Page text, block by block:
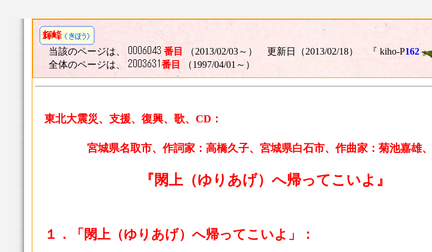
当該のページは、 番目 （2013/02/03～） 更新日（2013/02/18） 『 kiho-P162』
全体のページは、
番目 （1997/04/01～）
東北大震災、支援、復興、歌、CD：
宮城県名取市、作詞家：高橋久子、宮城県白石市、作曲家：菊池嘉雄、
『閖上（ゆりあげ）へ帰ってこいよ』
１．「閖上（ゆりあげ）へ帰ってこいよ」：